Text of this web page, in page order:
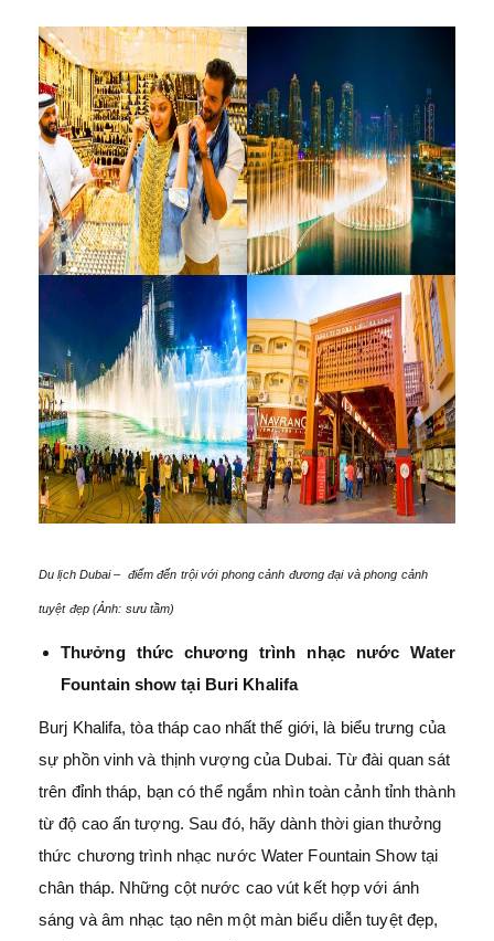
Du lịch Dubai – điểm đến trội với phong cảnh đương đại và phong cảnh
tuyệt đẹp (Ảnh: sưu tầm)
Thưởng thức chương trình nhạc nước Water
Fountain show tại Buri Khalifa
Burj Khalifa, tòa tháp cao nhất thế giới, là biểu trưng của
sự phồn vinh và thịnh vượng của Dubai. Từ đài quan sát
trên đỉnh tháp, bạn có thể ngắm nhìn toàn cảnh tỉnh thành
từ độ cao ấn tượng. Sau đó, hãy dành thời gian thưởng
thức chương trình nhạc nước Water Fountain Show tại
chân tháp. Những cột nước cao vút kết hợp với ánh
sáng và âm nhạc tạo nên một màn biểu diễn tuyệt đẹp,